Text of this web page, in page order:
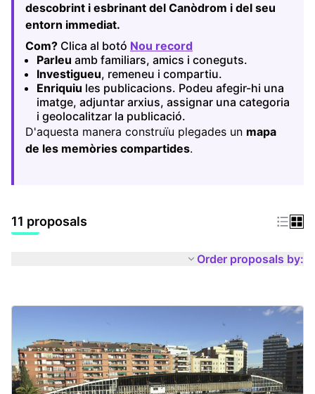
descobrint i esbrinant del Canòdrom i del seu
entorn immediat.
Com? Clica al botó Nou record
(Opens in new tab)
Parleu amb familiars, amics i coneguts.
Investigueu, remeneu i compartiu.
Enriquiu les publicacions. Podeu afegir-hi una
imatge, adjuntar arxius, assignar una categoria
i geolocalitzar la publicació.
D'aquesta manera construïu plegades un mapa
de les memòries compartides.
11 proposals
Order proposals by: